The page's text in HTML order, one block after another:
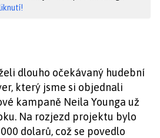
dlouho očekávaný hudební
který jsme si objednali
kampaně Neila Younga už
Na rozjezd projektu bylo
dolarů, což se povedlo